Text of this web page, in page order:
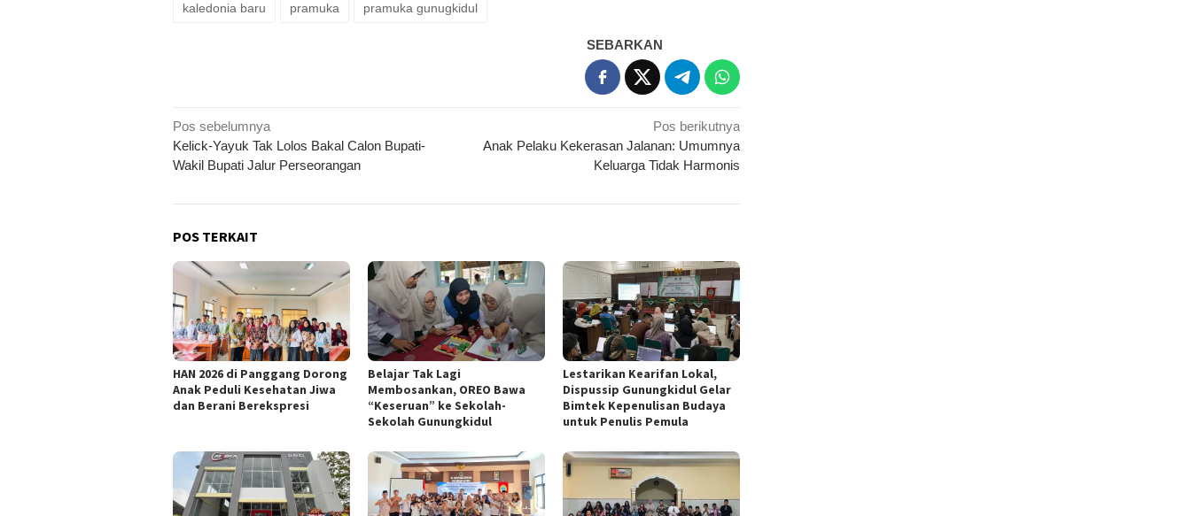
kaledonia baru pramuka pramuka gunugkidul
SEBARKAN
Navigasi
pos
Pos sebelumnya
Kelick-Yayuk Tak Lolos Bakal Calon Bupati-
Wakil Bupati Jalur Perseorangan
Pos berikutnya
Anak Pelaku Kekerasan Jalanan: Umumnya
Keluarga Tidak Harmonis
POS TERKAIT
HAN 2026 di Panggang Dorong
Anak Peduli Kesehatan Jiwa
dan Berani Berekspresi
Belajar Tak Lagi
Membosankan, OREO Bawa
“Keseruan” ke Sekolah-
Sekolah Gunungkidul
Lestarikan Kearifan Lokal,
Dispussip Gunungkidul Gelar
Bimtek Kepenulisan Budaya
untuk Penulis Pemula